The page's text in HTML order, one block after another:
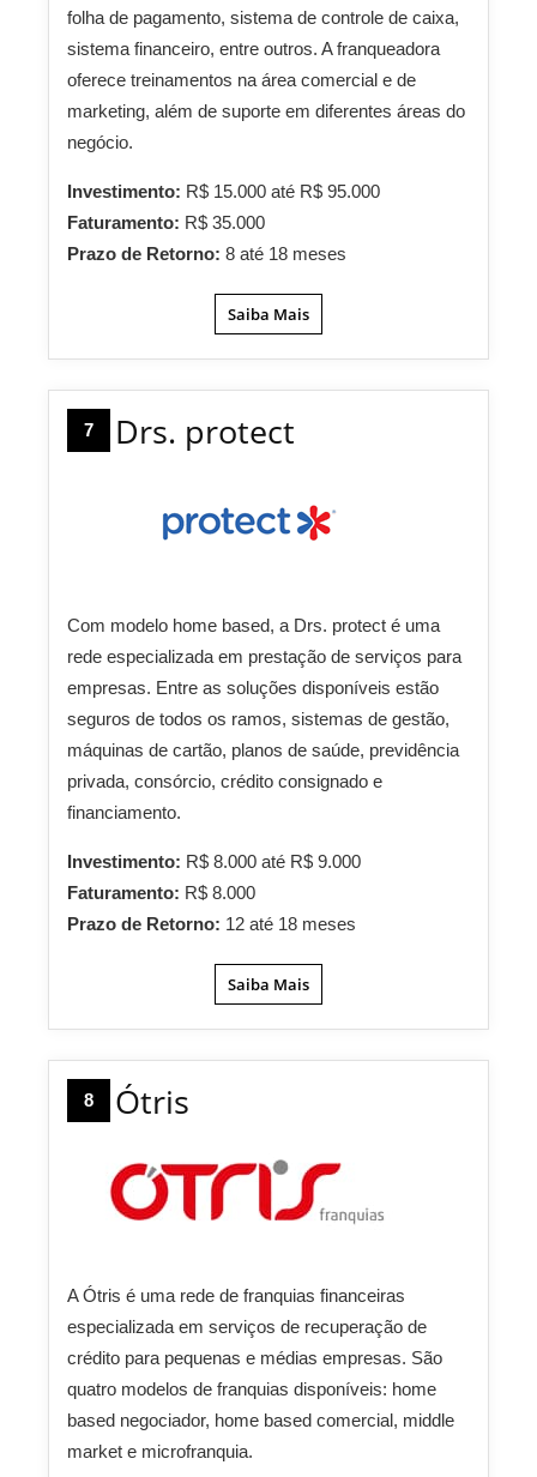
folha de pagamento, sistema de controle de caixa,
sistema financeiro, entre outros. A franqueadora
oferece treinamentos na área comercial e de
marketing, além de suporte em diferentes áreas do
negócio.
Investimento: R$ 15.000 até R$ 95.000
Faturamento: R$ 35.000
Prazo de Retorno: 8 até 18 meses
Saiba Mais
7 Drs. protect
Com modelo home based, a Drs. protect é uma
rede especializada em prestação de serviços para
empresas. Entre as soluções disponíveis estão
seguros de todos os ramos, sistemas de gestão,
máquinas de cartão, planos de saúde, previdência
privada, consórcio, crédito consignado e
financiamento.
Investimento: R$ 8.000 até R$ 9.000
Faturamento: R$ 8.000
Prazo de Retorno: 12 até 18 meses
Saiba Mais
8 Ótris
A Ótris é uma rede de franquias financeiras
especializada em serviços de recuperação de
crédito para pequenas e médias empresas. São
quatro modelos de franquias disponíveis: home
based negociador, home based comercial, middle
market e microfranquia.